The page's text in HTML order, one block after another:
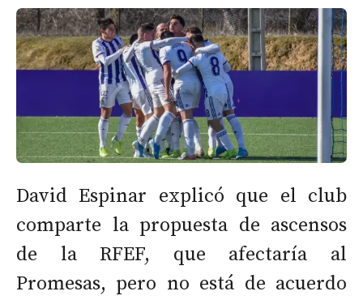
David Espinar explicó que el club
comparte la propuesta de ascensos
de la RFEF, que afectaría al
Promesas, pero no está de acuerdo